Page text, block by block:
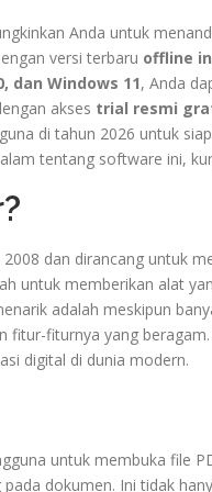
Anda untuk
versi terbaru offline
dan Windows 11, Anda
akses trial resmi
di tahun 2026 untuk
tentang software ini,
dan dirancang untuk
untuk memberikan alat
adalah meskipun
fiturnya yang
digital di dunia modern.
untuk membuka file
dokumen. Ini tidak